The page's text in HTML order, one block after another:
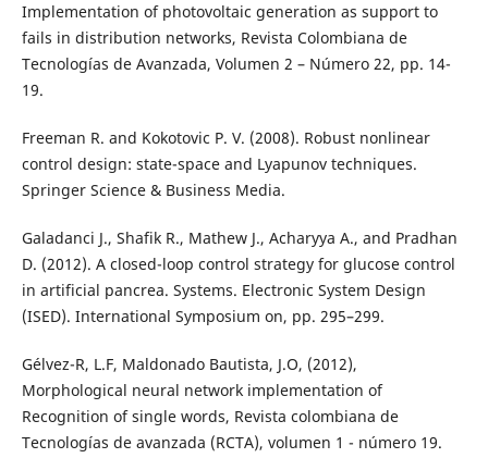
Implementation of photovoltaic generation as support to
fails in distribution networks, Revista Colombiana de
Tecnologías de Avanzada, Volumen 2 – Número 22, pp. 14-
19.
Freeman R. and Kokotovic P. V. (2008). Robust nonlinear
control design: state-space and Lyapunov techniques.
Springer Science & Business Media.
Galadanci J., Shafik R., Mathew J., Acharyya A., and Pradhan
D. (2012). A closed-loop control strategy for glucose control
in artificial pancrea. Systems. Electronic System Design
(ISED). International Symposium on, pp. 295–299.
Gélvez-R, L.F, Maldonado Bautista, J.O, (2012),
Morphological neural network implementation of
Recognition of single words, Revista colombiana de
Tecnologías de avanzada (RCTA), volumen 1 - número 19.